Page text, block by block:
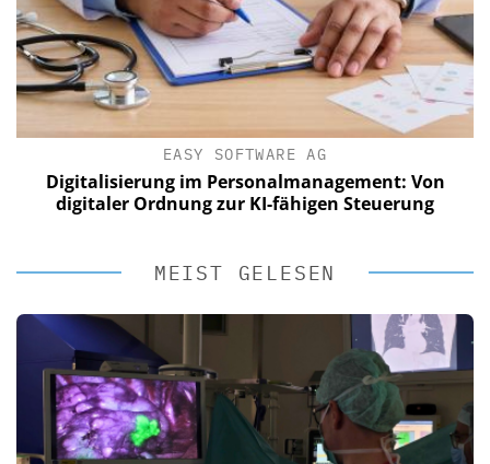
EASY SOFTWARE AG
Digitalisierung im Personalmanagement: Von
digitaler Ordnung zur KI-fähigen Steuerung
MEIST GELESEN